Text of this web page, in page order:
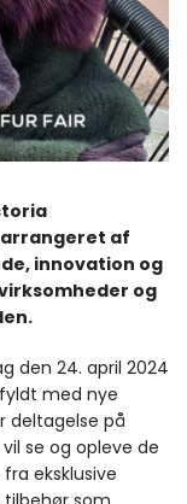
af
innovation og
og
den 24. april 2024
med nye
deltagelse på
se og opleve de
eksklusive